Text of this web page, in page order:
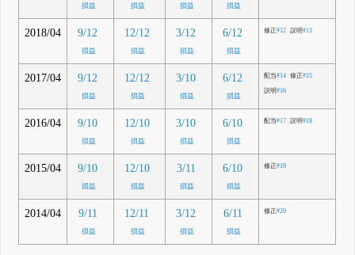
損益 損益 損益 損益
2018/04 9/12
損益
12/12
損益
3/12
損益
6/12
損益
修正#12 説明#13
2017/04 9/12
損益
12/12
損益
3/10
損益
6/12
損益
配当#14 修正#15
説明#16
2016/04 9/10
損益
12/10
損益
3/10
損益
6/10
損益
配当#17 説明#18
2015/04 9/10
損益
12/10
損益
3/11
損益
6/10
損益
修正#19
2014/04 9/11
損益
12/11
損益
3/12
損益
6/11
損益
修正#20